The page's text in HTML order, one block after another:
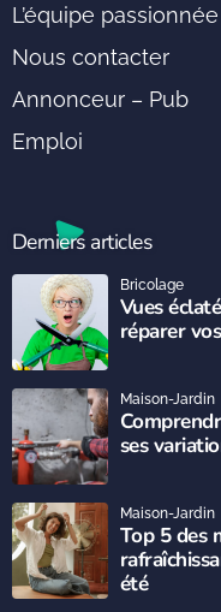
L’équipe
Nous contacter
Annonceur – Pub
Emploi
Derniers articles
Vues
réparer
Bricolage
ses
Maison-Jardin
Top 5 des
été
Maison-Jardin